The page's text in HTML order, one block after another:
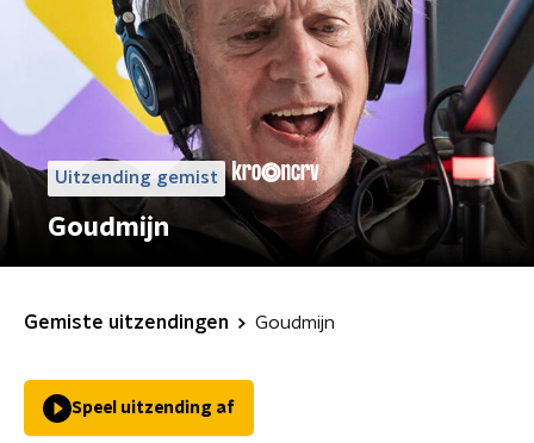
Uitzending gemist
Goudmijn
Gemiste uitzendingen Goudmijn
Speel uitzending af